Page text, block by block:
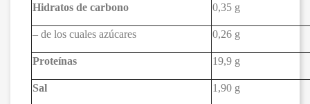
Hidratos de carbono 0,35 g
– de los cuales azúcares 0,26 g
Proteínas 19,9 g
Sal 1,90 g